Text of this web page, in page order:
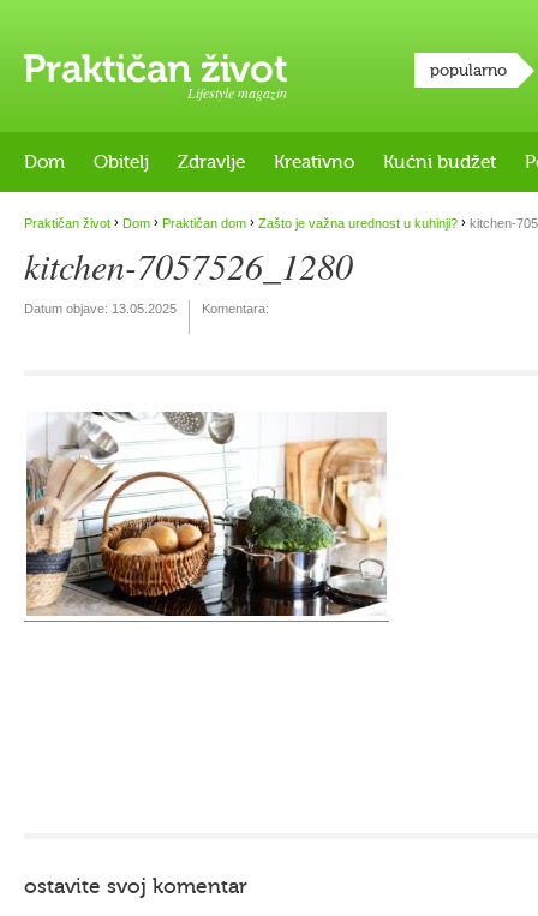
Lifestyle magazin
popularno
Dom Obitelj Zdravlje Kreativno Kućni budžet
Praktičan život › Dom › Praktičan dom › Zašto je važna urednost u kuhinji? › kitchen-
kitchen-7057526_1280
Datum objave: 13.05.2025 Komentara:
ostavite svoj komentar